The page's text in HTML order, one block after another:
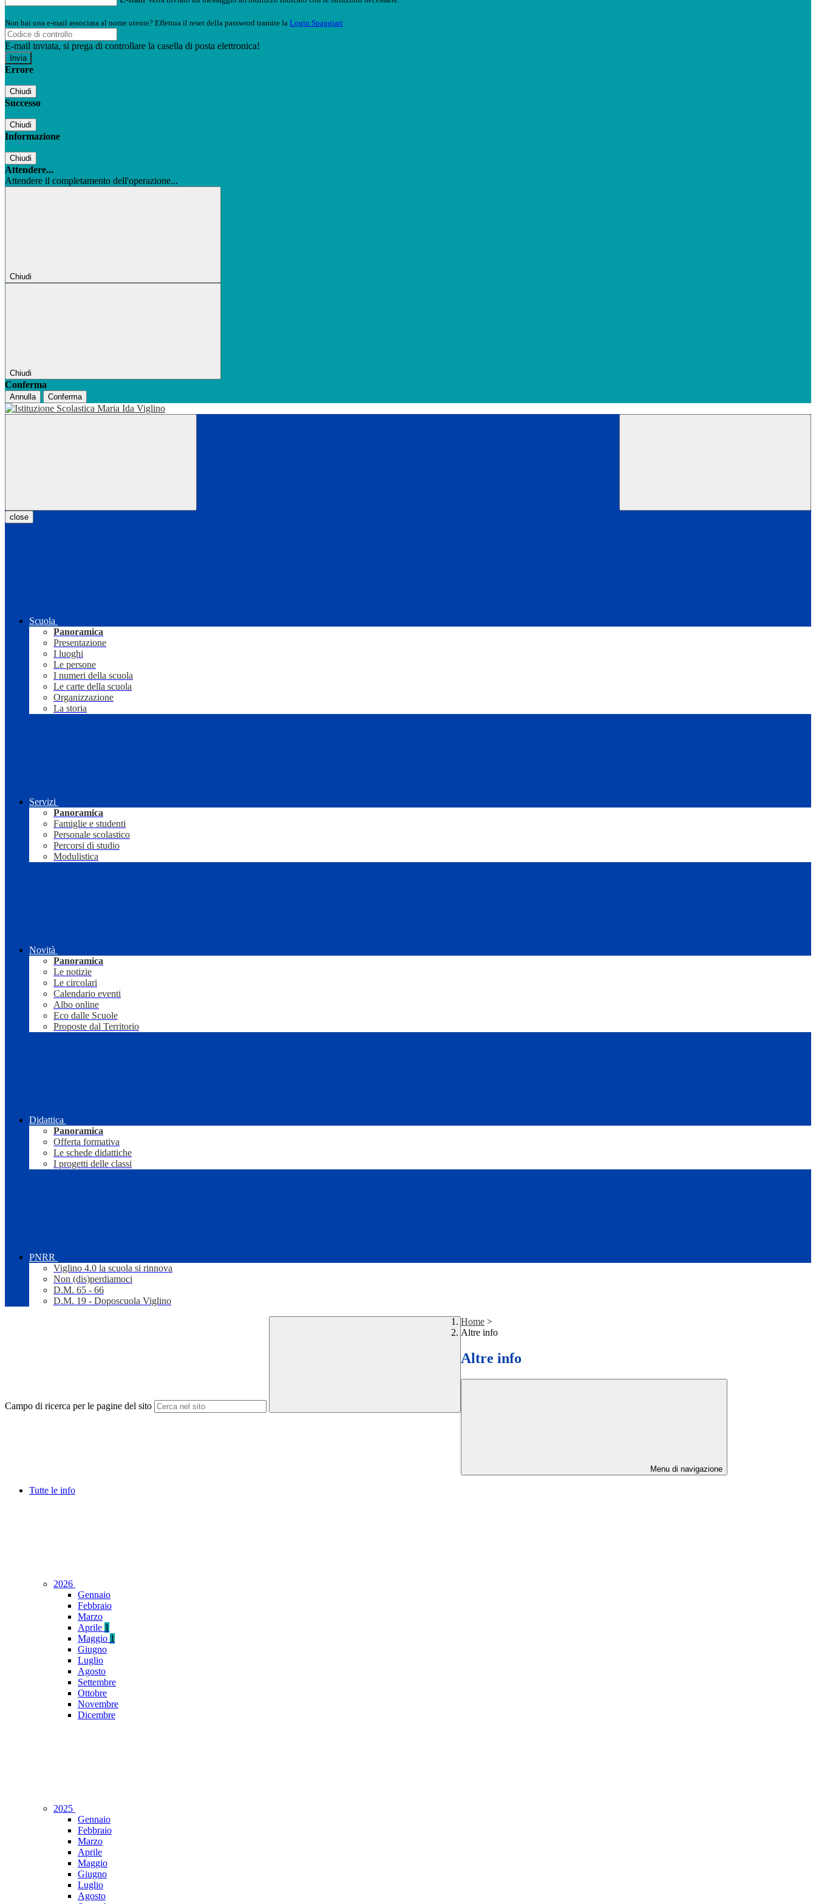
Non hai una e-mail associata al nome utente? Effettua il reset della password tramite la Login Spaggiari
E-mail inviata, si prega di controllare la casella di posta elettronica!
Errore
Chiudi
Successo
Chiudi
Informazione
Chiudi
Attendere...
Attendere il completamento dell'operazione...
Chiudi
Chiudi
Conferma
Annulla Conferma
close
Scuola
Panoramica
Presentazione
I luoghi
Le persone
I numeri della scuola
Le carte della scuola
Organizzazione
La storia
Servizi
Panoramica
Famiglie e studenti
Personale scolastico
Percorsi di studio
Modulistica
Novità
Panoramica
Le notizie
Le circolari
Calendario eventi
Albo online
Eco dalle Scuole
Proposte dal Territorio
Didattica
Panoramica
Offerta formativa
Le schede didattiche
I progetti delle classi
PNRR
Viglino 4.0 la scuola si rinnova
Non (dis)perdiamoci
D.M. 65 - 66
D.M. 19 - Doposcuola Viglino
Campo di ricerca per le pagine del sito
Home >
Altre info
Altre info
Menu di navigazione
Tutte le info
2026
Gennaio
Febbraio
Marzo
Aprile 1
Maggio 1
Giugno
Luglio
Agosto
Settembre
Ottobre
Novembre
Dicembre
2025
Gennaio
Febbraio
Marzo
Aprile
Maggio
Giugno
Luglio
Agosto